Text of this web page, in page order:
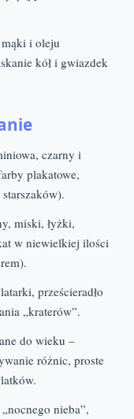
i oleju
kół i gwiazdek
czarny i
plakatowe,
miski, łyżki,
w niewielkiej ilości
prześcieradło
„kraterów”.
do wieku –
różnic, proste
nieba”,